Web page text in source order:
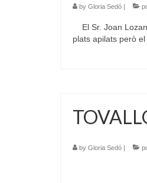
by Gloria Sedó
El Sr. Joan
plats apilats però
by Gloria Sedó